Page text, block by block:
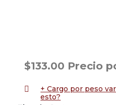
5
$133.00 Precio
+ Cargo por peso
esto?